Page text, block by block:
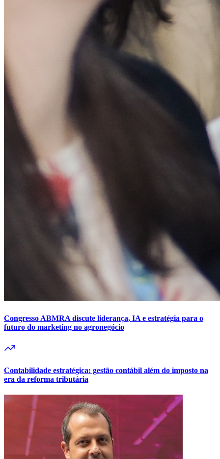
Congresso ABMRA discute liderança, IA e estratégia para o
futuro do marketing no agronegócio
Contabilidade estratégica: gestão contábil além do imposto na
era da reforma tributária